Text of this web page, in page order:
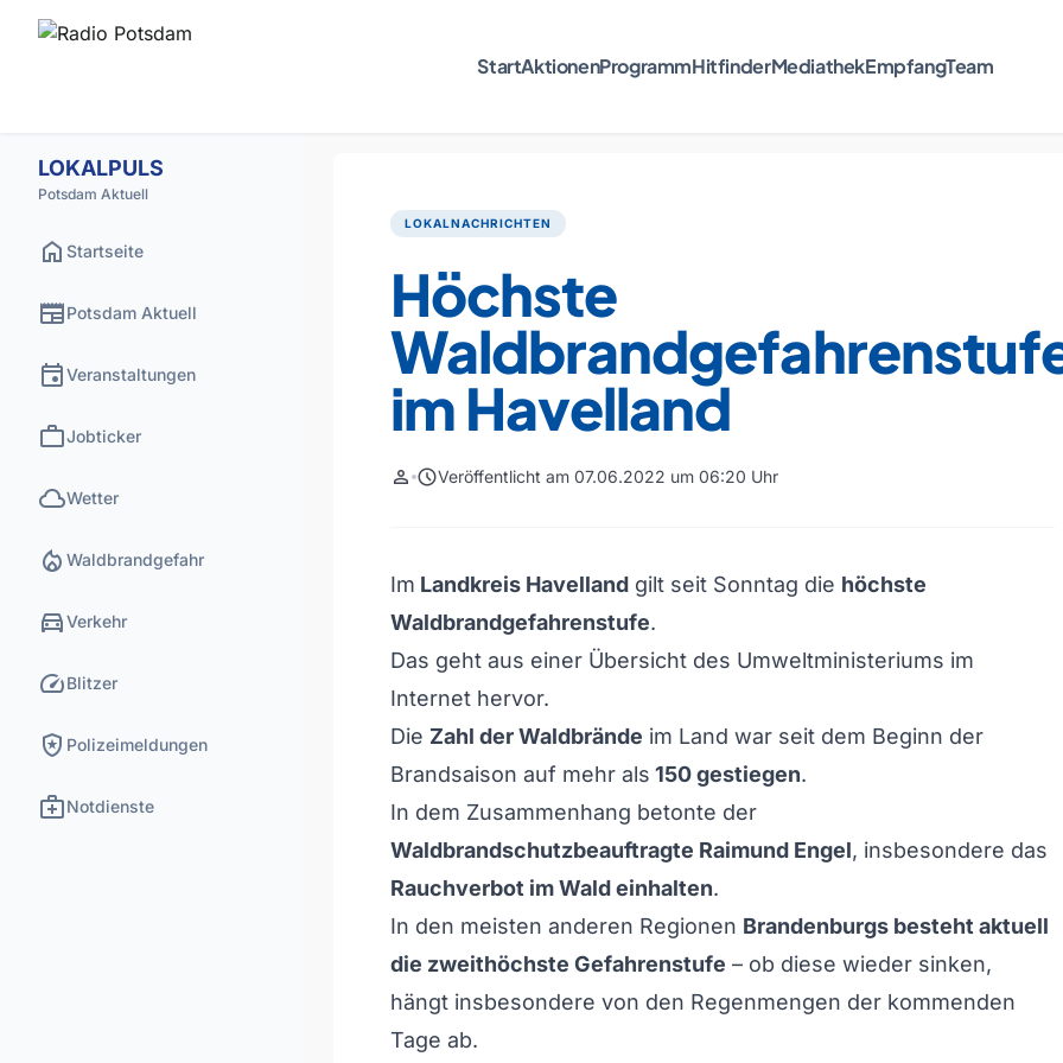
StartAktionenProgrammHitfinderMediathekEmpfangTeam
LOKALPULS
Potsdam Aktuell
home Startseite
newspaperPotsdam Aktuell
eventVeranstaltungen
workJobticker
cloudWetter
local_fire_department Waldbrandgefahr
directions_carVerkehr
speedBlitzer
local_police Polizeimeldungen
medical_servicesNotdienste
LOKALNACHRICHTEN
Höchste
im Havelland
person scheduleVeröffentlicht am 07.06.2022 um 06:20 Uhr
Im Landkreis Havelland gilt seit Sonntag die höchste
Waldbrandgefahrenstufe.
Das geht aus einer Übersicht des Umweltministeriums im
Internet hervor.
Die Zahl der Waldbrände im Land war seit dem Beginn der
Brandsaison auf mehr als 150 gestiegen.
In dem Zusammenhang betonte der
Waldbrandschutzbeauftragte Raimund Engel, insbesondere das
Rauchverbot im Wald einhalten.
In den meisten anderen Regionen Brandenburgs besteht aktuell
die zweithöchste Gefahrenstufe – ob diese wieder sinken,
hängt insbesondere von den Regenmengen der kommenden
Tage ab.